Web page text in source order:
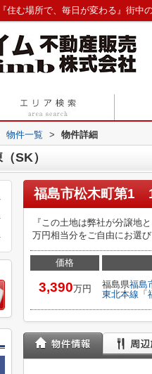
物件一覧 > 物件詳細
SK）
福島市松木町第1
『この土地は弊社が分譲
万円相当分をご自由にお選
価格
3,390万円 福島県福島
東北本線 「